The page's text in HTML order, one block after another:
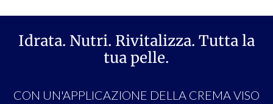
Idrata. Nutri. Rivitalizza. Tutta la
tua pelle.
CON UN'APPLICAZIONE DELLA CREMA VISO